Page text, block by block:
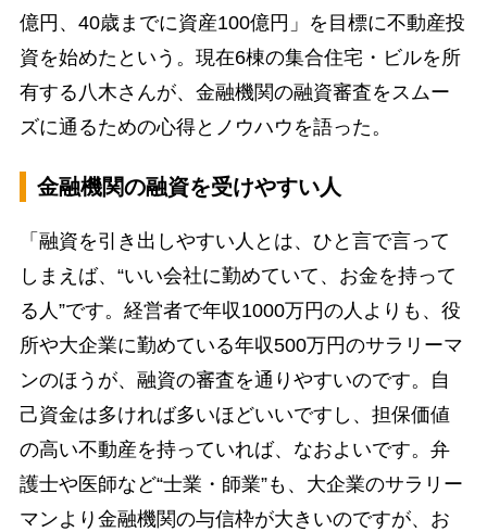
億円、40歳までに資産100億円」を目標に不動産投
資を始めたという。現在6棟の集合住宅・ビルを所
有する八木さんが、金融機関の融資審査をスムー
ズに通るための心得とノウハウを語った。
金融機関の融資を受けやすい人
「融資を引き出しやすい人とは、ひと言で言って
しまえば、“いい会社に勤めていて、お金を持って
る人”です。経営者で年収1000万円の人よりも、役
所や大企業に勤めている年収500万円のサラリーマ
ンのほうが、融資の審査を通りやすいのです。自
己資金は多ければ多いほどいいですし、担保価値
の高い不動産を持っていれば、なおよいです。弁
護士や医師など“士業・師業”も、大企業のサラリー
マンより金融機関の与信枠が大きいのですが、お